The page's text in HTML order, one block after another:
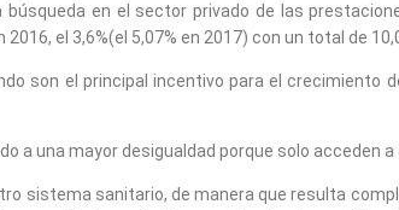
en el sector privado de las
el 3,6%(el 5,07% en 2017) con un total de
son el principal incentivo para el
a una mayor desigualdad porque solo
sistema sanitario, de manera que resulta